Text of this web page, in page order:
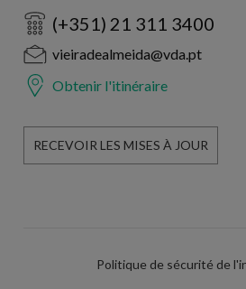
(+351) 21 311 3400
vieiradealmeida@vda.pt
Obtenir l'itinéraire
RECEVOIR LES MISES À JOUR
Politique de sécurité de